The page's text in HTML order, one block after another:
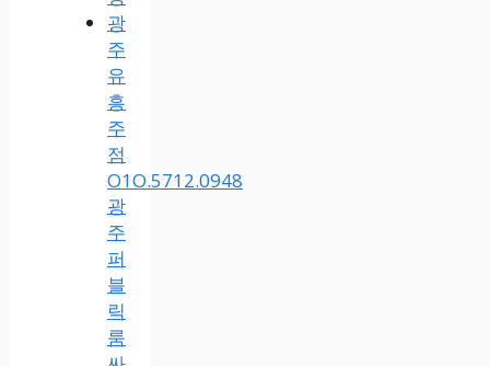
광
주
유
흥
주
점
O1O.5712.0948
광
주
퍼
블
릭
룸